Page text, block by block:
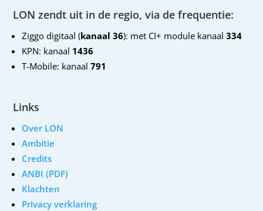
LON zendt uit in de regio, via de frequentie:
Ziggo digitaal (kanaal 36): met CI+ module kanaal 334
KPN: kanaal 1436
T-Mobile: kanaal791
Links
Over LON
Ambitie
Credits
ANBI (PDF)
Klachten
Privacy verklaring